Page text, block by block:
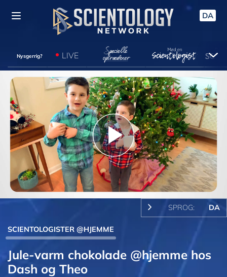
DA
Nysgerrig? LIVE
Play
Video
SPROG: DA
SCIENTOLOGISTER @HJEMME
Jule-varm chokolade @hjemme hos
Dash og Theo